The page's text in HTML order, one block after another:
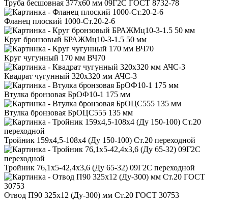
Труба бесшовная 377x60 мм 09Г2С ГОСТ 8732-78
Фланец плоский 1000-Ст.20-2-6
Круг бронзовый БРАЖМц10-3-1.5 50 мм
Круг чугунный 170 мм ВЧ70
Квадрат чугунный 320x320 мм АЧС-3
Втулка бронзовая БрОФ10-1 175 мм
Втулка бронзовая БрОЦС555 135 мм
Тройник 159x4,5-108x4 (Ду 150-100) Ст.20 переходной
Тройник 76,1x5-42,4x3,6 (Ду 65-32) 09Г2С переходной
Отвод П90 325x12 (Ду-300) мм Ст.20 ГОСТ 30753